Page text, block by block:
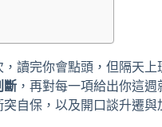
讀完你會點頭，但隔天
斷 ，再對每一項給出你這
自保，以及開口談升遷與